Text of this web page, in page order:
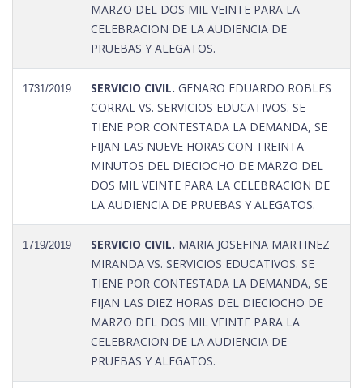
MARZO DEL DOS MIL VEINTE PARA LA
CELEBRACION DE LA AUDIENCIA DE
PRUEBAS Y ALEGATOS.
1731/2019 SERVICIO CIVIL. GENARO EDUARDO ROBLES
CORRAL VS. SERVICIOS EDUCATIVOS. SE
TIENE POR CONTESTADA LA DEMANDA, SE
FIJAN LAS NUEVE HORAS CON TREINTA
MINUTOS DEL DIECIOCHO DE MARZO DEL
DOS MIL VEINTE PARA LA CELEBRACION DE
LA AUDIENCIA DE PRUEBAS Y ALEGATOS.
1719/2019 SERVICIO CIVIL. MARIA JOSEFINA MARTINEZ
MIRANDA VS. SERVICIOS EDUCATIVOS. SE
TIENE POR CONTESTADA LA DEMANDA, SE
FIJAN LAS DIEZ HORAS DEL DIECIOCHO DE
MARZO DEL DOS MIL VEINTE PARA LA
CELEBRACION DE LA AUDIENCIA DE
PRUEBAS Y ALEGATOS.